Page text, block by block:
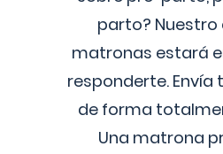
parto? Nuestro
matronas estará
responderte. Envía
de forma
Una matrona